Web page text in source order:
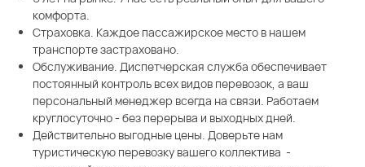
комфорта.
Страховка. Каждое пассажирское место в нашем
транспорте застраховано.
Обслуживание. Диспетчерская служба обеспечивает
постоянный контроль всех видов перевозок, а ваш
персональный менеджер всегда на связи. Работаем
круглосуточно - без перерыва и выходных дней.
Действительно выгодные цены. Доверьте нам
туристическую перевозку вашего коллектива -